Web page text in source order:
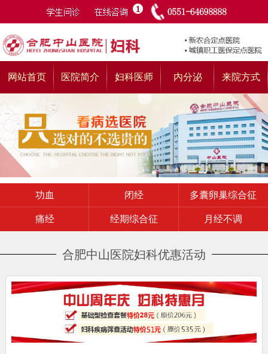
网站首页 医院简介 妇科医师 内分泌 来院方式
功血 闭经 多囊卵巢综合征
痛经 经期综合征 月经不调
合肥中山医院妇科优惠活动